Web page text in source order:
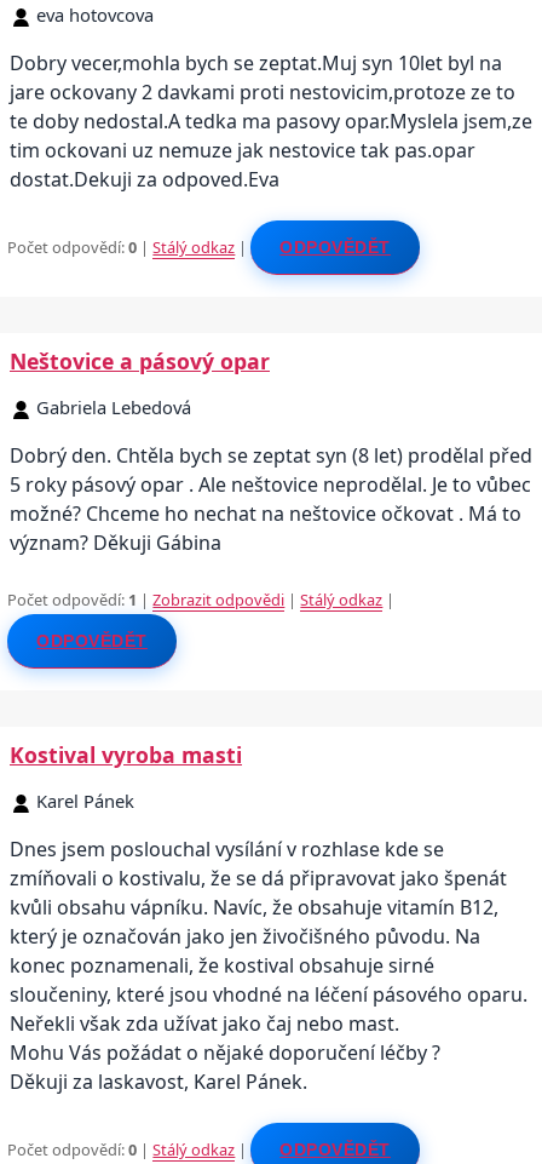
eva hotovcova
Dobry vecer,mohla bych se zeptat.Muj syn 10let byl na
jare ockovany 2 davkami proti nestovicim,protoze ze to
te doby nedostal.A tedka ma pasovy opar.Myslela jsem,ze
tim ockovani uz nemuze jak nestovice tak pas.opar
dostat.Dekuji za odpoved.Eva
Počet odpovědí:0 |Stálý odkaz | ODPOVĚDĚT
Neštovice a pásový opar
Gabriela Lebedová
Dobrý den. Chtěla bych se zeptat syn (8 let) prodělal před
5 roky pásový opar . Ale neštovice neprodělal. Je to vůbec
možné? Chceme ho nechat na neštovice očkovat . Má to
význam? Děkuji Gábina
Počet odpovědí: 1 |Zobrazit odpovědi |Stálý odkaz |
ODPOVĚDĚT
Kostival vyroba masti
Karel Pánek
Dnes jsem poslouchal vysílání v rozhlase kde se
zmíňovali o kostivalu, že se dá připravovat jako špenát
kvůli obsahu vápníku. Navíc, že obsahuje vitamín B12,
který je označován jako jen živočišného původu. Na
konec poznamenali, že kostival obsahuje sirné
sloučeniny, které jsou vhodné na léčení pásového oparu.
Neřekli však zda užívat jako čaj nebo mast.
Mohu Vás požádat o nějaké doporučení léčby ?
Děkuji za laskavost, Karel Pánek.
Počet odpovědí:0 |Stálý odkaz | ODPOVĚDĚT